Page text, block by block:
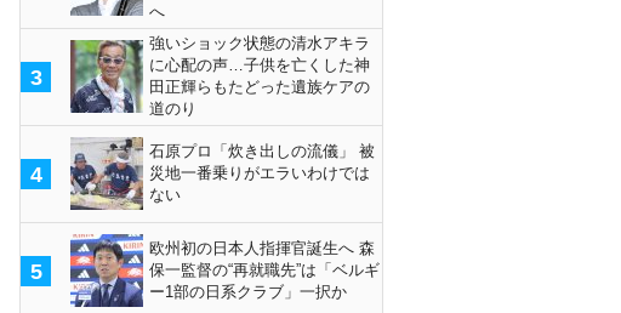
へ
3
強いショック状態の清水アキラ
に心配の声…子供を亡くした神
田正輝らもたどった遺族ケアの
道のり
4
石原プロ「炊き出しの流儀」 被
災地一番乗りがエラいわけでは
ない
5
欧州初の日本人指揮官誕生へ 森
保一監督の“再就職先”は「ベルギ
ー1部の日系クラブ」一択か